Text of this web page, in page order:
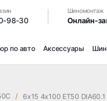
98-30
Шиномонтаж
Онлайн-
по авто Аксессуары
/ 6x15 4x100 ET50 DIA60.1